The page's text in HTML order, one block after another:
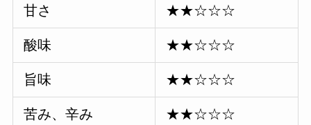
甘さ ★★☆☆☆
酸味 ★★☆☆☆
旨味 ★★☆☆☆
苦み、辛み ★★☆☆☆